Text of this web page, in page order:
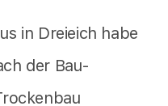
in Dreieich habe
der Bau-